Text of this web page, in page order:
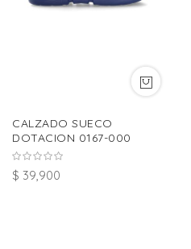
CALZADO SUECO
DOTACION 0167-000
$ 39,900